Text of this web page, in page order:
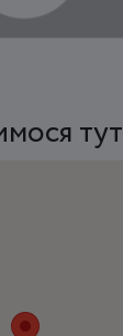
тут